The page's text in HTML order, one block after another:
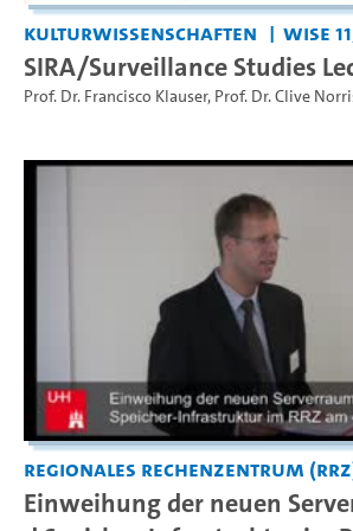
Kulturwissenschaften WiSe
SIRA/Surveillance Studies
Prof. Dr. Francisco Klauser, Prof. Dr. Clive
Regionales Rechenzentrum
Einweihung der neuen